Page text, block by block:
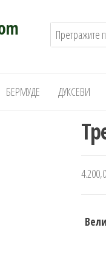
БЕРМУДЕ ДУКСЕВИ